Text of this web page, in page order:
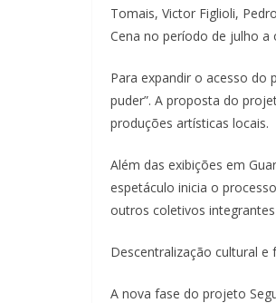
Tomais, Victor Figlioli,
Cena no período de julho a
Para expandir o acesso do
puder”. A proposta do
produções artísticas locais.
Além das exibições em
espetáculo inicia o
outros coletivos
Descentralização cultural
A nova fase do projeto